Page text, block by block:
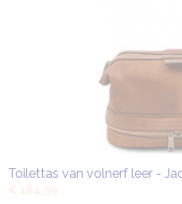
Toilettas van volnerf leer -
€ 164,99